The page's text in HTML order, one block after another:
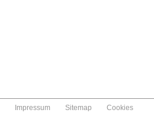
Impressum Sitemap Cookies